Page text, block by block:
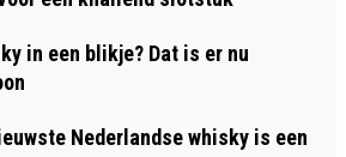
in een blikje? Dat is er nu
Nederlandse whisky is een